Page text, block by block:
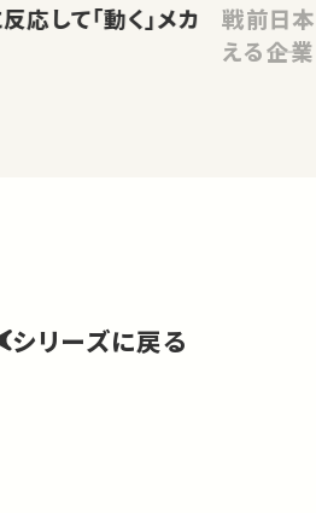
応して「動く」メカ
戦前日
える――企
シリーズに戻る